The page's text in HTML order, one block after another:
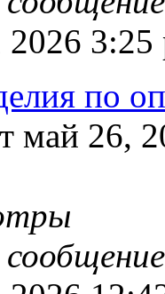
3:25
по
май 26,